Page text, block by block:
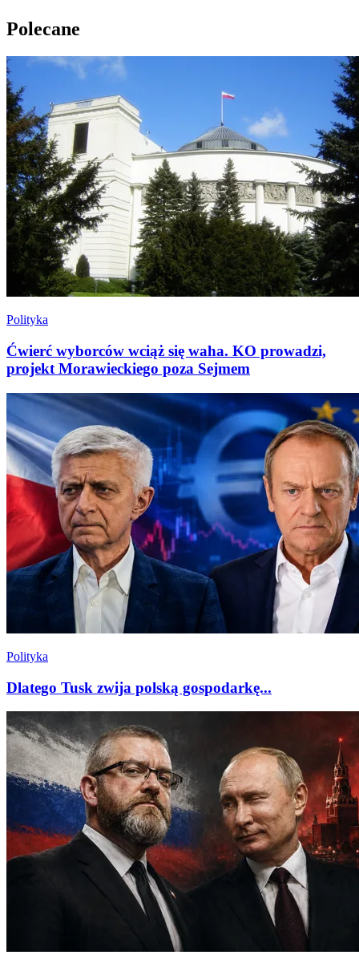
Polecane
Polityka
Ćwierć wyborców wciąż się waha. KO prowadzi,
projekt Morawieckiego poza Sejmem
Polityka
Dlatego Tusk zwija polską gospodarkę...